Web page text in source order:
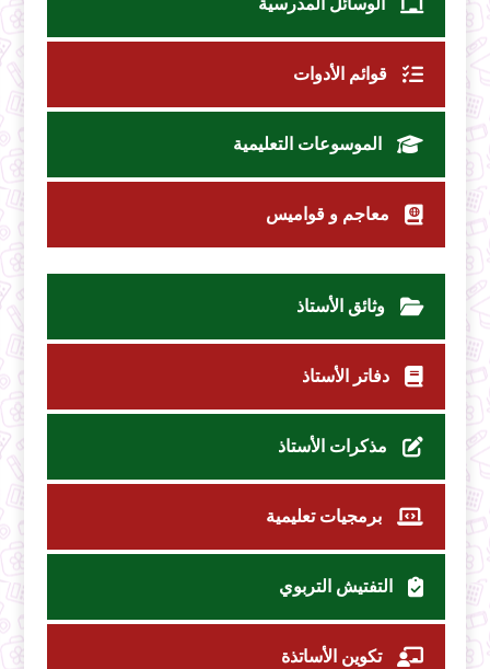
قوائم الأدوات
الموسوعات التعليمية
معاجم و قواميس
وثائق الأستاذ
دفاتر الأستاذ
مذكرات الأستاذ
برمجيات تعليمية
التفتيش التربوي
تكوين الأساتذة